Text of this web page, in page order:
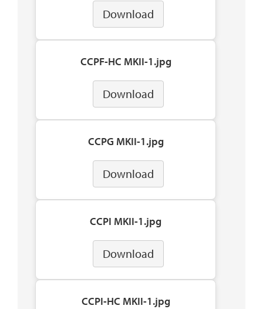
Download
CCPF-HC MKII-1.jpg
Download
CCPG MKII-1.jpg
Download
CCPI MKII-1.jpg
Download
CCPI-HC MKII-1.jpg